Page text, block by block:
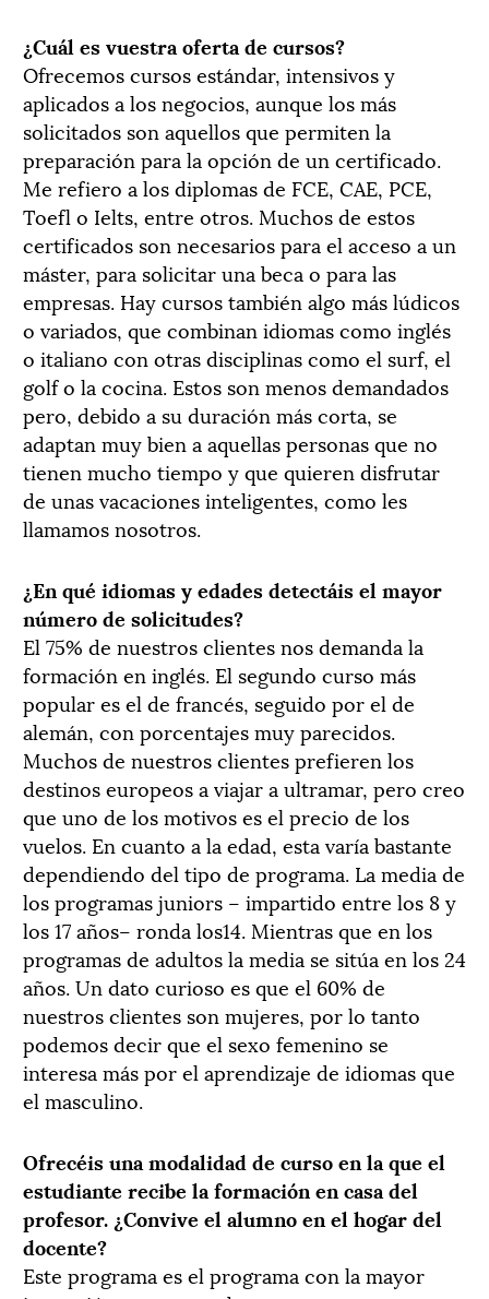
¿Cuál es vuestra oferta de cursos?
Ofrecemos cursos estándar, intensivos y
aplicados a los negocios, aunque los más
solicitados son aquellos que permiten la
preparación para la opción de un certificado.
Me refiero a los diplomas de FCE, CAE, PCE,
Toefl o Ielts, entre otros. Muchos de estos
certificados son necesarios para el acceso a un
máster, para solicitar una beca o para las
empresas. Hay cursos también algo más lúdicos
o variados, que combinan idiomas como inglés
o italiano con otras disciplinas como el surf, el
golf o la cocina. Estos son menos demandados
pero, debido a su duración más corta, se
adaptan muy bien a aquellas personas que no
tienen mucho tiempo y que quieren disfrutar
de unas vacaciones inteligentes, como les
llamamos nosotros.
¿En qué idiomas y edades detectáis el mayor
número de solicitudes?
El 75% de nuestros clientes nos demanda la
formación en inglés. El segundo curso más
popular es el de francés, seguido por el de
alemán, con porcentajes muy parecidos.
Muchos de nuestros clientes prefieren los
destinos europeos a viajar a ultramar, pero creo
que uno de los motivos es el precio de los
vuelos. En cuanto a la edad, esta varía bastante
dependiendo del tipo de programa. La media de
los programas juniors – impartido entre los 8 y
los 17 años– ronda los14. Mientras que en los
programas de adultos la media se sitúa en los 24
años. Un dato curioso es que el 60% de
nuestros clientes son mujeres, por lo tanto
podemos decir que el sexo femenino se
interesa más por el aprendizaje de idiomas que
el masculino.
Ofrecéis una modalidad de curso en la que el
estudiante recibe la formación en casa del
profesor. ¿Convive el alumno en el hogar del
docente?
Este programa es el programa con la mayor